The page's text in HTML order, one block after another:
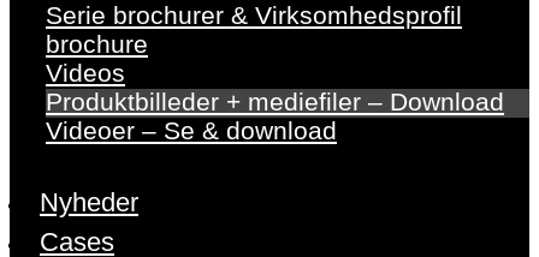
Serie brochurer & Virksomhedsprofil
brochure
Videos
Produktbilleder + mediefiler – Download
Videoer – Se & download
Nyheder
Cases